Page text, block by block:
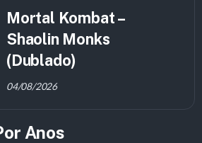
Mortal Kombat –
Shaolin Monks
(Dublado)
04/08/2026
Anos